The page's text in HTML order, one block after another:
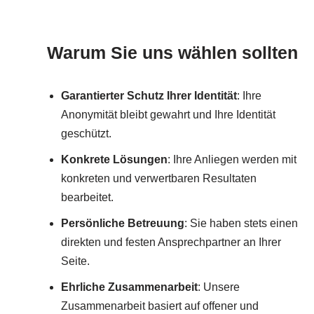
Warum Sie uns wählen sollten
Garantierter Schutz Ihrer Identität: Ihre
Anonymität bleibt gewahrt und Ihre Identität
geschützt.
Konkrete Lösungen: Ihre Anliegen werden mit
konkreten und verwertbaren Resultaten
bearbeitet.
Persönliche Betreuung: Sie haben stets einen
direkten und festen Ansprechpartner an Ihrer
Seite.
Ehrliche Zusammenarbeit: Unsere
Zusammenarbeit basiert auf offener und